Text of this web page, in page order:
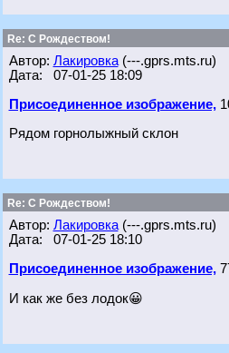
Re: С Рождеством!
Автор: Лакировка(---.gprs.mts.ru)
Дата: 07-01-25 18:09
Присоединенное изображение,
Рядом горнолыжный склон
Re: С Рождеством!
Автор: Лакировка(---.gprs.mts.ru)
Дата: 07-01-25 18:10
Присоединенное изображение,
И как же без лодок😀